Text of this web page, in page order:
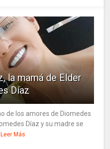
la mamá de Elder
Díaz
de los amores de Diomedes
Díaz y su madre se
Leer Más